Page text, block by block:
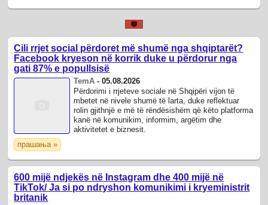
Cili rrjet social përdoret më shumë nga shqiptarët?
Facebook kryeson në korrik duke u përdorur nga
gati 87% e popullsisë
TemA -05.08.2026
Përdorimi i rrjeteve sociale në Shqipëri vijon të
mbetet në nivele shumë të larta, duke reflektuar
rolin gjithnjë e më të rëndësishëm që këto platforma
kanë në komunikim, informim, argëtim dhe
aktivitetet e biznesit.
прашања »
600 mijë ndjekës në Instagram dhe 400 mijë në
TikTok/ Ja si po ndryshon komunikimi i kryeministrit
britanik